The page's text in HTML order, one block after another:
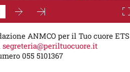
ANMCO per il Tuo cuore ETS
segreteria@periltuocuore.it
055 5101367